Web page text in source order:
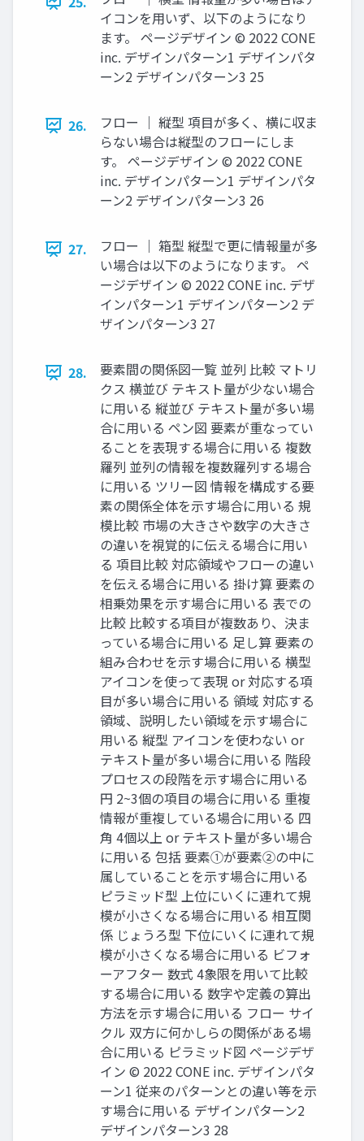
イコンを⽤いず、以下のようになり
ます。 ページデザイン © 2022 CONE
inc. デザインパターン1 デザインパタ
ーン2 デザインパターン3 25
26.
フロー ｜ 縦型 項⽬が多く、横に収ま
らない場合は縦型のフローにしま
す。 ページデザイン © 2022 CONE
inc. デザインパターン1 デザインパタ
ーン2 デザインパターン3 26
27.
フロー ｜ 箱型 縦型で更に情報量が多
い場合は以下のようになります。 ペ
ージデザイン © 2022 CONE inc. デザ
インパターン1 デザインパターン2 デ
ザインパターン3 27
28.
要素間の関係図⼀覧 並列 ⽐較 マトリ
クス 横並び テキスト量が少ない場合
に⽤いる 縦並び テキスト量が多い場
合に⽤いる ペン図 要素が重なってい
ることを表現する場合に⽤いる 複数
羅列 並列の情報を複数羅列する場合
に⽤いる ツリー図 情報を構成する要
素の関係全体を⽰す場合に⽤いる 規
模⽐較 市場の⼤きさや数字の⼤きさ
の違いを視覚的に伝える場合に⽤い
る 項⽬⽐較 対応領域やフローの違い
を伝える場合に⽤いる 掛け算 要素の
相乗効果を⽰す場合に⽤いる 表での
⽐較 ⽐較する項⽬が複数あり、決ま
っている場合に⽤いる ⾜し算 要素の
組み合わせを⽰す場合に⽤いる 横型
アイコンを使って表現 or 対応する項
⽬が多い場合に⽤いる 領域 対応する
領域、説明したい領域を⽰す場合に
⽤いる 縦型 アイコンを使わない or
テキスト量が多い場合に⽤いる 階段
プロセスの段階を⽰す場合に⽤いる
円 2~3個の項⽬の場合に⽤いる 重複
情報が重複している場合に⽤いる 四
⾓ 4個以上 or テキスト量が多い場合
に⽤いる 包括 要素①が要素②の中に
属していることを⽰す場合に⽤いる
ピラミッド型 上位にいくに連れて規
模が⼩さくなる場合に⽤いる 相互関
係 じょうろ型 下位にいくに連れて規
模が⼩さくなる場合に⽤いる ビフォ
ーアフター 数式 4象限を⽤いて⽐較
する場合に⽤いる 数字や定義の算出
⽅法を⽰す場合に⽤いる フロー サイ
クル 双⽅に何かしらの関係がある場
合に⽤いる ピラミッド図 ページデザ
イン © 2022 CONE inc. デザインパタ
ーン1 従来のパターンとの違い等を⽰
す場合に⽤いる デザインパターン2
デザインパターン3 28